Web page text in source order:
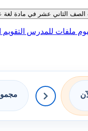
الثاني عشر في مادة لغة
ملفات للمدرس